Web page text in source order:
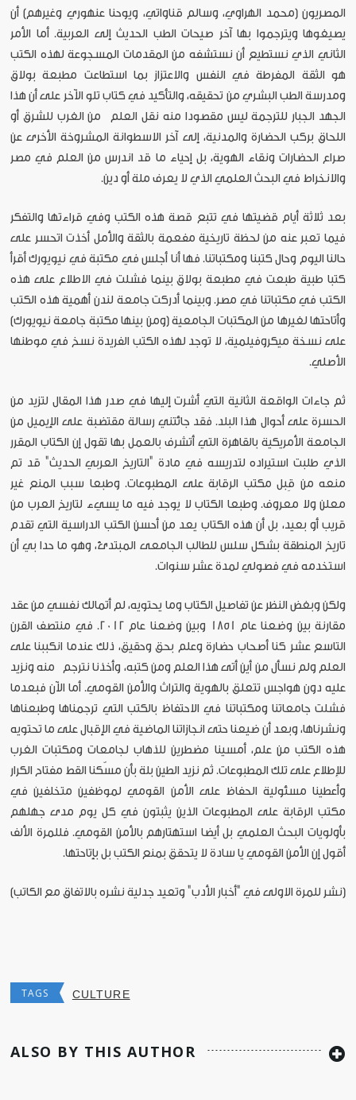
المصريون (محمد الهراوي، وسالم قناواتي، ويوحنا عنهوري وغيرهم) أن
يصيغوها ويترجموا بها آخر صيحات الطب الحديث إلى العربية. أما الأمر
الثاني الذي نستطيع أن نستشفه من المقدمات المسجوعة لهذه الكتب
هو الثقة المفرطة في النفس والاعتزاز بما استطاعت مطبعة بولاق
ومدرسة الطب البشري من تحقيقه، والتأكيد في كتاب تلو الآخر على أن هذا
الجهد الجبار للترجمة ليس مقصودا منه نقل العلم من الغرب للشرق أو
اللحاق بركب الحضارة والمدنية، إلى آخر الاسطوانة المشروخة الأخرى عن
صراع الحضارات ونقاء الهوية، بل إحياء ما قد اندرس من العلم في مصر
والانخراط في البحث العلمي الذي لا يعرف ملة أو دين.
بعد ثلاثة أيام قضيتها في تتبع قصة هذه الكتب وفي قراءتها والتفكر
فيما تعبر عنه من لحظة تاريخية مفعمة بالثقة والأمل أخذت اتحسر على
حالنا اليوم وحال كتبنا ومكتباتنا. فها أنا أجلس في مكتبة في نيويورك أقرأ
كتبا طبية طبعت في مطبعة بولاق بينما فشلت في الاطلاع على هذه
الكتب في مكتباتنا في مصر. وبينما أدركت جامعة لندن أهمية هذه الكتب
وأتاحتها لغيرها من المكتبات الجامعية (ومن بينها مكتبة جامعة نيويورك)
على نسخة ميكروفيلمية، لا توجد لهذه الكتب الفريدة نسخ في موطنها
الأصلي.
ثم جاءات الواقعة الثانية التي أشرت إليها في صدر هذا المقال لتزيد من
الحسرة على أحوال هذا البلد. فقد جائتني رسالة مقتضبة على الإيميل من
الجامعة الأمريكية بالقاهرة التي أتشرف بالعمل بها تقول إن الكتاب المقرر
الذي طلبت استيراده لتدريسه في مادة "التاريخ العربي الحديث" قد تم
منعه من قِبل مكتب الرقابة على المطبوعات. وطبعا سبب المنع غير
معلن ولا معروف. وطبعا الكتاب لا يوجد فيه ما يسيء لتاريخ العرب من
قريب أو بعيد، بل أن هذه الكتاب يعد من أحسن الكتب الدراسية التي تقدم
تاريخ المنطقة بشكل سلس للطالب الجامعى المبتدئ، وهو ما حدا بي أن
استخدمه في فصولي لمدة عشر سنوات.
ولكن وبغض النظر عن تفاصيل الكتاب وما يحتويه، لم أتمالك نفسي من عقد
مقارنة بين وضعنا عام 1851 وبين وضعنا عام 2012. في منتصف القرن
التاسع عشر كنا أصحاب حضارة وعلم بحق وحقيق، ذلك عندما انكببنا على
العلم ولم نسأل من أين أتى هذا العلم ومن كتبه، وأخذنا نترجم منه ونزيد
عليه دون هواجس تتعلق بالهوية والتراث والأمن القومي. أما الآن فبعدما
فشلت جامعاتنا ومكتباتنا في الاحتفاظ بالكتب التي ترجمناها وطبعناها
ونشرناها، وبعد أن ضيعنا حتى انجازاتنا الماضية في الإقبال على ما تحتويه
هذه الكتب من علم، أمسينا مضطرين للذهاب لجامعات ومكتبات الغرب
للإطلاع على تلك المطبوعات. ثم نزيد الطين بلة بأن مسّكنا القط مفتاح الكرار
وأعطينا مسئولية الحفاظ على الأمن القومي لموظفين متخلفين في
مكتب الرقابة على المطبوعات الذين يثبتون في كل يوم مدى جهلهم
بأولويات البحث العلمي بل أيضا استهتارهم بالأمن القومي. فللمرة الألف
أقول إن الأمن القومي يا سادة لا يتحقق بمنع الكتب بل بإتاحتها.
[نشر للمرة الاولى في "أخبار الأدب" وتعيد جدلية نشره بالاتفاق مع الكاتب]
TAGS CULTURE
ALSO BY THIS AUTHOR